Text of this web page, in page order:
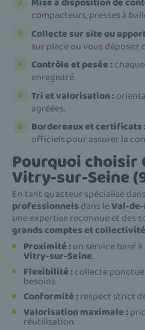
compacteurs, presses à
Collecte sur site ou
sur place ou vous déposez
Contrôle et pesée :
enregistré.
Tri et valorisation :
agréées.
Bordereaux et certificats
officiels pour assurer la
Pourquoi choisir
Vitry-sur-Seine
En tant qu’acteur spécialisé
professionnels dans leVal-
une expertise reconnue et des
grands comptes et
Proximité :un service basé
Vitry-sur-Seine.
Flexibilité :collecte
besoins.
Conformité :respect strict
Valorisation maximale :
réutilisation.